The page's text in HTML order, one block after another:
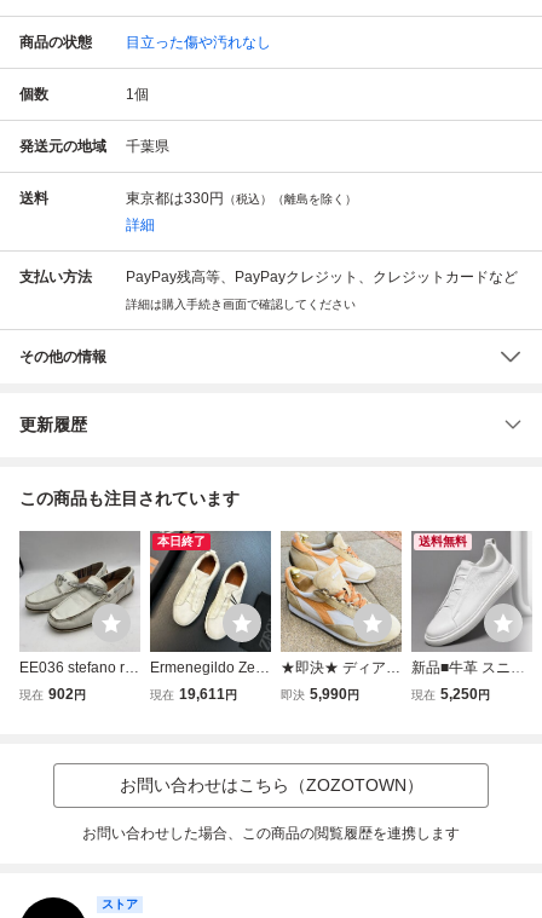
商品の状態 目立った傷や汚れなし
個数 1個
発送元の地域 千葉県
送料 東京都は330円 （税込）（離島を除く）
詳細
支払い方法 PayPay残高等、PayPayクレジット、クレジットカードなど
詳細は購入手続き画面で確認してください
その他の情報
更新履歴
この商品も注目されています
EE036 stefano ros
si ステファノロッ
イト レザー 本革
現在 902円
本日終了
Ermenegildo Zeg
na エルメネジル
ch ウォーキングシ
ューズ ローカット
現在 19,611円
★即決★ ディアド
ラ ヘリテージ DIA
ズ ホワイト 白 オ
レンジ メンズ
即決 5,990円
送料無料
新品■牛革 スニー
カー メンズ ホワ
現在 5,250円
お問い合わせはこちら（ZOZOTOWN）
お問い合わせした場合、この商品の閲覧履歴を連携します
ストア